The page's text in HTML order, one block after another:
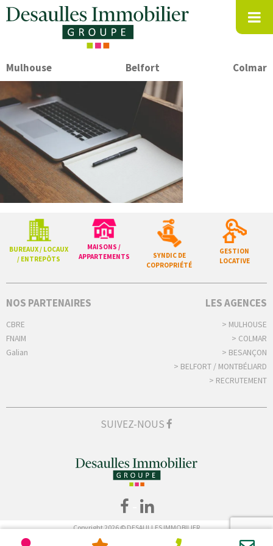
Mulhouse Belfort Colmar
BUREAUX / LOCAUX
/ ENTREPÔTS
MAISONS /
APPARTEMENTS
SYNDIC DE
COPROPRIÉTÉ
GESTION
LOCATIVE
NOS PARTENAIRES
CBRE
FNAIM
Galian
LES AGENCES
> MULHOUSE
> COLMAR
> BESANÇON
> BELFORT / MONTBÉLIARD
> RECRUTEMENT
SUIVEZ-NOUS
Copyright 2026 © DESAULLES IMMOBILIER
Tous droits réservés -
Mentions légales Déclaration de confidentialité Politique de